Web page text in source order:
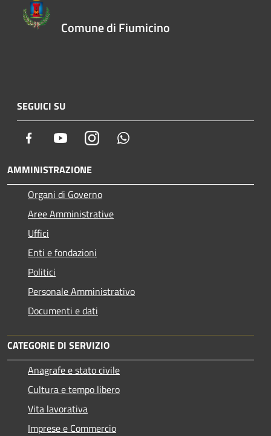
Comune di Fiumicino
SEGUICI SU
Facebook YoutubeInstagram
AMMINISTRAZIONE
Organi di Governo
Aree Amministrative
Uffici
Enti e fondazioni
Politici
Personale Amministrativo
Documenti e dati
CATEGORIE DI SERVIZIO
Anagrafe e stato civile
Cultura e tempo libero
Vita lavorativa
Imprese e Commercio